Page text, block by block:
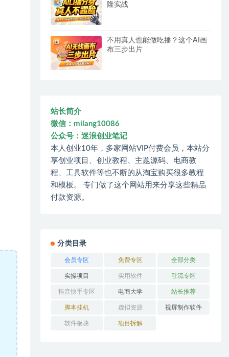
隆实战
不用真人也能做吃播？这个AI画
布三步出片
站长简介
微信：milang10086
公众号：迷浪创业笔记
本人创业10年，多家网站VIP付费会员，本站分
享创业项目、创业教程、主题源码、电商教
程、工具软件等也不断的从淘宝购买很多教程
和模板。 专门做了这个网站用来分享这些精品
付款资源。
分类目录
会员专区 免费专区 全部分类
实操项目 实用软件 引流专区
抖音快手专区 电商大学 站长推荐
脚本挂机 虚拟资源 视屏制作软件
软件板块 项目拆解